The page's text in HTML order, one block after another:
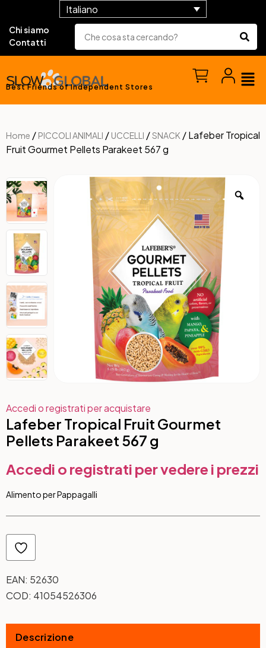
Italiano
Chi siamo
Contatti
Best Friends of Independent Stores
Home / PICCOLI ANIMALI / UCCELLI /SNACK / Lafeber Tropical
Fruit Gourmet Pellets Parakeet 567 g
Accedi o registrati per acquistare
Lafeber Tropical Fruit Gourmet
Pellets Parakeet 567 g
Accedi o registrati per vedere i prezzi
Alimento per Pappagalli
EAN: 52630
COD: 41054526306
Descrizione